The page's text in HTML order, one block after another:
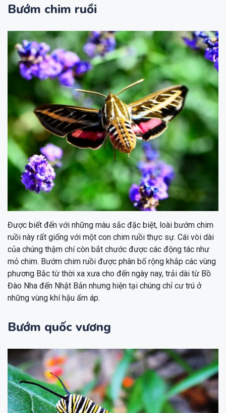
Bướm chim ruồi
Được biết đến với những màu sắc đặc biệt, loài bướm chim
ruồi này rất giống với một con chim ruồi thực sự. Cái vòi dài
của chúng thậm chí còn bắt chước được các động tác như
mỏ chim. Bướm chim ruồi được phân bố rộng khắp các vùng
phương Bắc từ thời xa xưa cho đến ngày nay, trải dài từ Bồ
Đào Nha đến Nhật Bản nhưng hiện tại chúng chỉ cư trú ở
những vùng khí hậu ấm áp.
Bướm quốc vương